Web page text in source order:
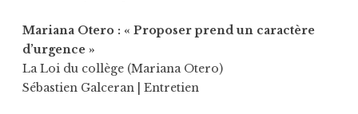
Mariana Otero : « Proposer prend un caractère
d’urgence »
La Loi du collège (Mariana Otero)
Sébastien Galceran | Entretien